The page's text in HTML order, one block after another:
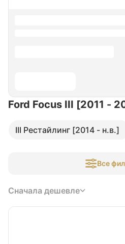
Ford Focus III [2011 -
III Рестайлинг [2014 - н.в.]
Все
Сначала дешевле